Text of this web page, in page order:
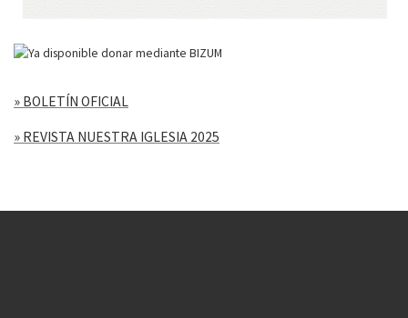
» BOLETÍN OFICIAL
» REVISTA NUESTRA IGLESIA 2025